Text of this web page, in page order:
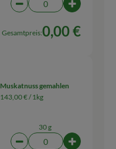
Artikelanzahl
Gesamtpreis:0,00 €
Muskatnuss gemahlen
143,00 € /1kg
30 g
Artikelanzahl